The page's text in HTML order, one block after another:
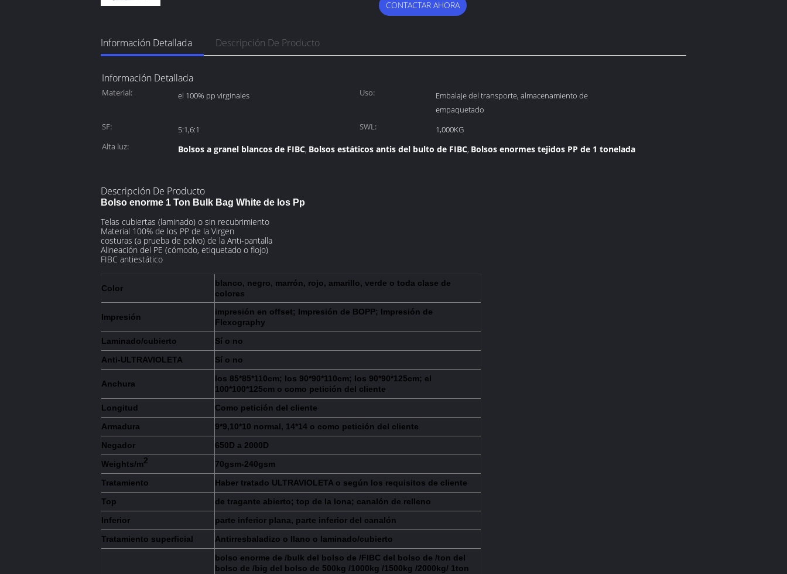
CONTACTAR AHORA
Información Detallada Descripción De Producto
Información Detallada
Material: el 100% pp virginales Uso:
Embalaje del transporte, almacenamiento de
empaquetado
SF:
5:1,6:1 SWL:
1,000KG
Alta luz:
Bolsos a granel blancos de FIBC, Bolsos estáticos antis del bulto de FIBC, Bolsos enormes tejidos PP de 1 tonelada
Descripción De Producto
Bolso enorme 1 Ton Bulk Bag White de los Pp
Telas cubiertas (laminado) o sin recubrimiento
Material 100% de los PP de la Virgen
costuras (a prueba de polvo) de la Anti-pantalla
Alineación del PE (cómodo, etiquetado o flojo)
FIBC antiestático
Color
blanco, negro, marrón, rojo, amarillo, verde o toda clase de
colores
Impresión
impresión en offset; Impresión de BOPP; Impresión de
Flexography
Laminado/cubierto
Sí o no
Anti-ULTRAVIOLETA
Sí o no
Anchura
los 85*85*110cm; los 90*90*110cm; los 90*90*125cm; el
100*100*125cm o como petición del cliente
Longitud
Como petición del cliente
Armadura
9*9,10*10 normal, 14*14 o como petición del cliente
Negador
650D a 2000D
Weights/m2
70gsm-240gsm
Tratamiento
Haber tratado ULTRAVIOLETA o según los requisitos de cliente
Top
de tragante abierto; top de la lona; canalón de relleno
Inferior
parte inferior plana, parte inferior del canalón
Tratamiento superficial
Antirresbaladizo o llano o laminado/cubierto
bolso enorme de /bulk del bolso de /FIBC del bolso de /ton del
bolso de /big del bolso de 500kg /1000kg /1500kg /2000kg/ 1ton